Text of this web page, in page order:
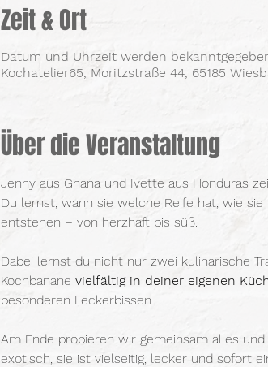
Zeit & Ort
Datum und Uhrzeit werden
Kochatelier65, Moritzstraße 44, 65185
Über die Veranstaltung
Jenny aus Ghana und Ivette aus Honduras
Du lernst, wann sie welche Reife hat, wie
entstehen – von herzhaft bis süß.
Dabei lernst du nicht nur zwei kulinarische
Kochbanane vielfältig in deiner eigenen
besonderen Leckerbissen.
Am Ende probieren wir gemeinsam alles
exotisch, sie ist vielseitig, lecker und sofort